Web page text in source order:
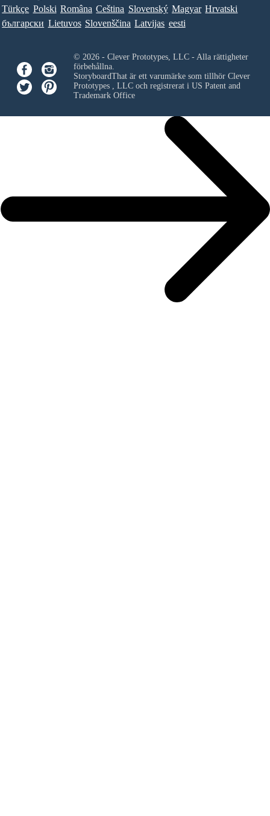
Türkçe Polski Româna Ceština Slovenský Magyar Hrvatski
български Lietuvos Slovenščina Latvijas eesti
© 2026 - Clever Prototypes, LLC - Alla rättigheter
förbehållna.
StoryboardThat är ett varumärke som tillhör Clever
Prototypes , LLCoch registrerat i US Patent and
Trademark Office